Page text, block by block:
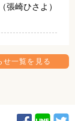
（張崎ひさよ）
せ一覧を見る